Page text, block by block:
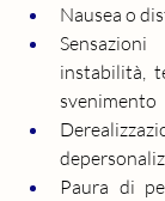
Nausea o
instabilità,
svenimento
Paura di